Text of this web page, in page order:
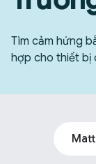
Tìm cảm hứng
hợp cho thiết bị